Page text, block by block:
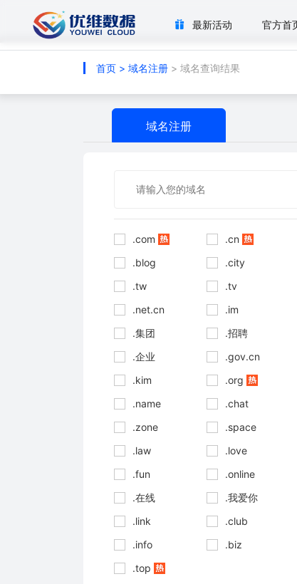
最新活动 官方首
首页 > 域名注册 > 域名查询结果
域名注册
.com .cn
.blog
.city
.tw
.tv
.net.cn
.im
.集团
.招聘
.企业
.gov.cn
.kim
.org
.name
.chat
.zone
.space
.law
.love
.fun
.online
.在线
.我爱你
.link
.club
.info
.biz
.top